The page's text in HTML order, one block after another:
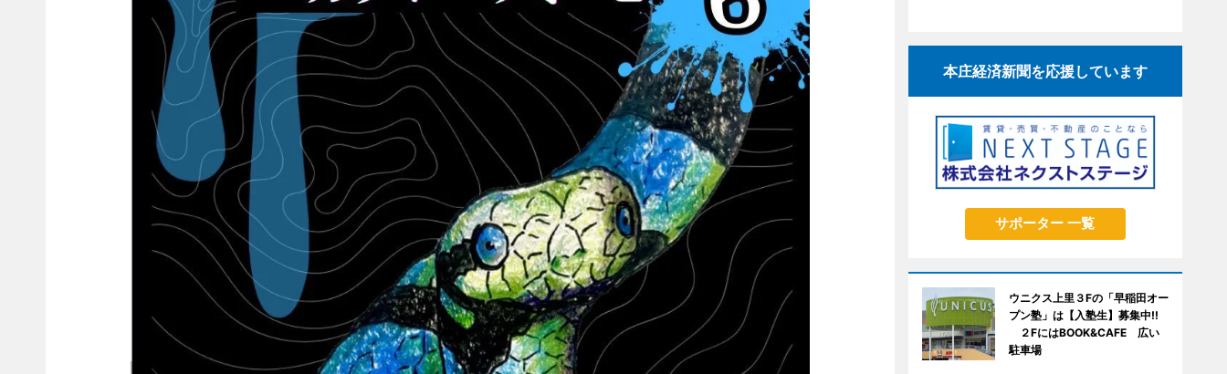
本庄経済新聞を応援しています
サポーター 一覧
ウニクス上里３Fの「早稲田オー
プン塾」は【入塾生】募集中!!
２FにはBOOK&CAFE 広い
駐車場